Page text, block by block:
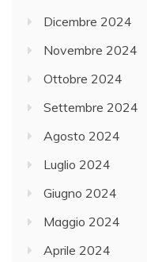
Dicembre 2024
Novembre 2024
Ottobre 2024
Settembre 2024
Agosto 2024
Luglio 2024
Giugno 2024
Maggio 2024
Aprile 2024